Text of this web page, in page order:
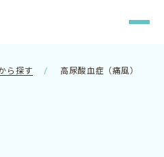
ら探す 高尿酸血症（痛風）